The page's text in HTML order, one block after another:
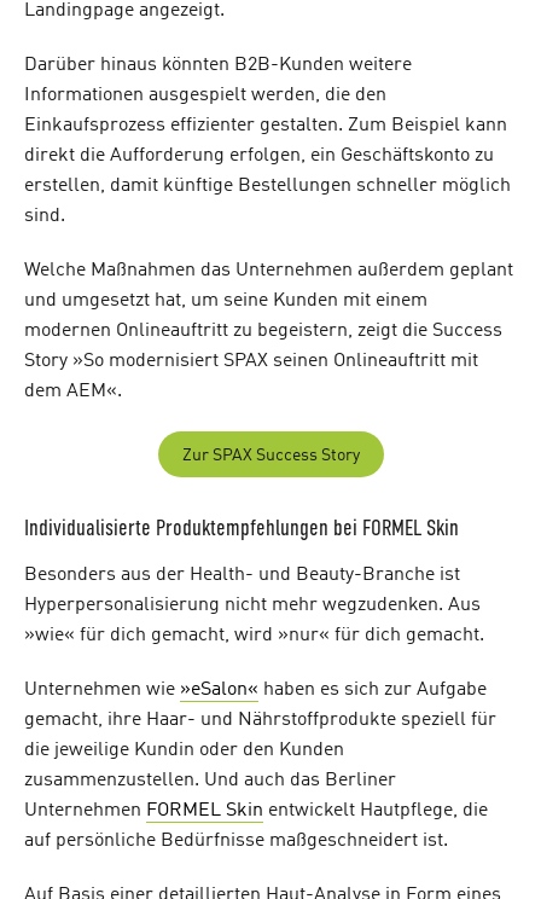
Landingpage angezeigt.
Darüber hinaus könnten B2B-Kunden weitere
Informationen ausgespielt werden, die den
Einkaufsprozess effizienter gestalten. Zum Beispiel kann
direkt die Aufforderung erfolgen, ein Geschäftskonto zu
erstellen, damit künftige Bestellungen schneller möglich
sind.
Welche Maßnahmen das Unternehmen außerdem geplant
und umgesetzt hat, um seine Kunden mit einem
modernen Onlineauftritt zu begeistern, zeigt die Success
Story »So modernisiert SPAX seinen Onlineauftritt mit
dem AEM«.
Zur SPAX Success Story
Individualisierte Produktempfehlungen bei FORMEL Skin
Besonders aus der Health- und Beauty-Branche ist
Hyperpersonalisierung nicht mehr wegzudenken. Aus
»wie« für dich gemacht, wird »nur« für dich gemacht.
Unternehmen wie »eSalon« haben es sich zur Aufgabe
gemacht, ihre Haar- und Nährstoffprodukte speziell für
die jeweilige Kundin oder den Kunden
zusammenzustellen. Und auch das Berliner
Unternehmen FORMEL Skin entwickelt Hautpflege, die
auf persönliche Bedürfnisse maßgeschneidert ist.